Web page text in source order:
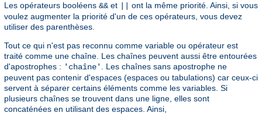
Les opérateurs booléens && et
ont la même priorité. Ainsi, si vous
voulez augmenter la priorité d'un de ces opérateurs, vous devez
utiliser des parenthèses.
Tout ce qui n'est pas reconnu comme variable ou opérateur est
traité comme une chaîne. Les chaînes peuvent aussi être entourées
d'apostrophes : 'chaîne'
. Les chaînes sans apostrophe ne
peuvent pas contenir d'espaces (espaces ou tabulations) car ceux-ci
servent à séparer certains éléments comme les variables. Si
plusieurs chaînes se trouvent dans une ligne, elles sont
concaténées en utilisant des espaces. Ainsi,